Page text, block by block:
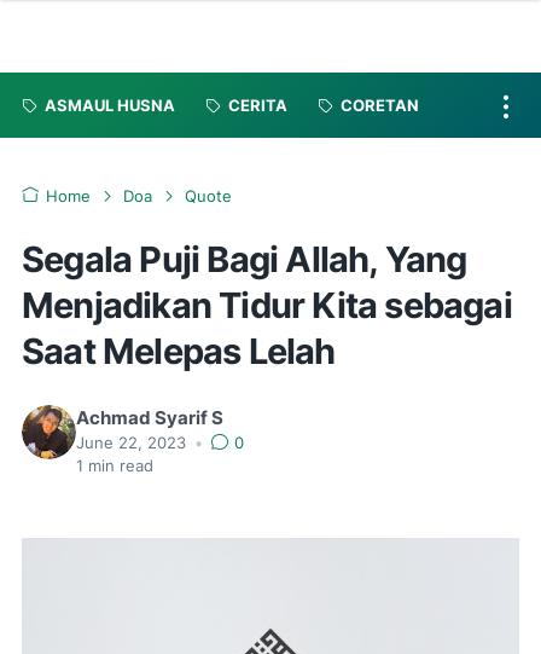
ASMAUL HUSNA CERITA CORETAN
Home Doa Quote
Segala Puji Bagi Allah, Yang
Menjadikan Tidur Kita sebagai
Saat Melepas Lelah
Achmad Syarif S
June 22, 2023 •
0
1 min read